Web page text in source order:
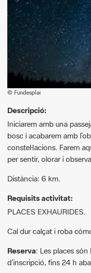
© Fundesplai
Descripció:
Iniciarem amb una
constel·lacions. Farem
per sentir, olorar i
Distància: 6 km.
Requisits activitat:
PLACES EXHAURIDES.
Cal dur calçat i roba
Reserva : Les places són
d’inscripció, fins 24 h
Informació i inscripcions